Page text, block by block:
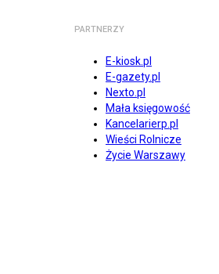
PARTNERZY
E-kiosk.pl
E-gazety.pl
Nexto.pl
Mała księgowość
Kancelarierp.pl
Wieści Rolnicze
Życie Warszawy